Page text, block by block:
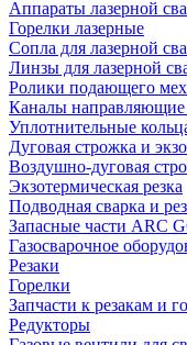
Аппараты лазерной
Горелки лазерные
Сопла для лазерной
Линзы для лазерной
Ролики подающего
Каналы направляющие
Уплотнительные
Дуговая строжка и
Воздушно-дуговая
Экзотермическая резка
Подводная сварка и
Запасные части ARC
Газосварочное
Резаки
Горелки
Запчасти к резакам и
Редукторы